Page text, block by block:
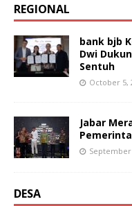
REGIONAL
bank bjb
Dwi
Sentuh
October 5,
Jabar
September
DESA